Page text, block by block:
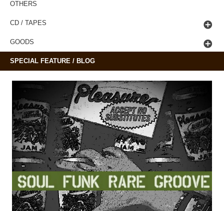
OTHERS
CD / TAPES
GOODS
SPECIAL FEATURE / BLOG